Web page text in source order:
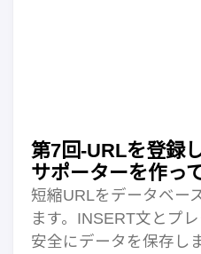
第7回-URLを登録
サポーターを作っ
短縮URLをデータベー
ます。INSERT文とプ
安全にデータを保存し